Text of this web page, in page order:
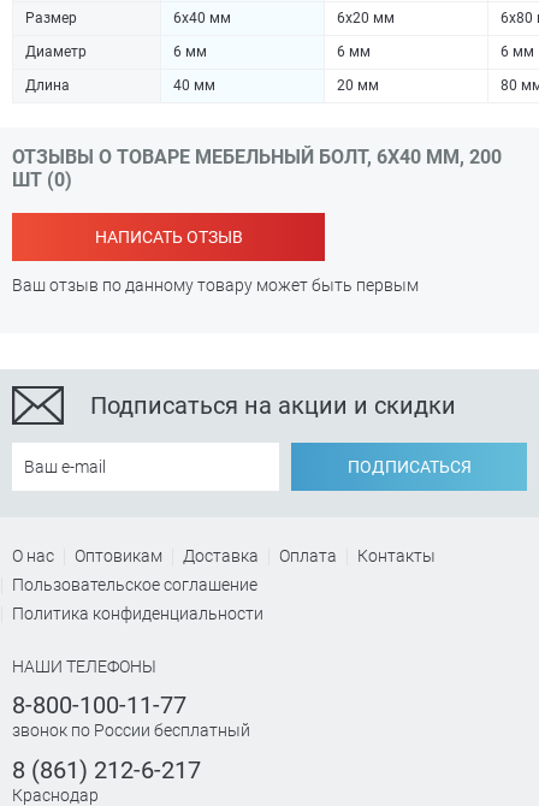
Размер 6х40 мм 6х20 мм
6х80
Диаметр
6 мм 6 мм
6 мм
Длина
40 мм 20 мм 80
ОТЗЫВЫ О ТОВАРЕ МЕБЕЛЬНЫЙ БОЛТ, 6Х40 ММ, 200
ШТ (0)
НАПИСАТЬ ОТЗЫВ
Ваш отзыв по данному товару может быть первым
Подписаться на акции и скидки
ПОДПИСАТЬСЯ
О нас Оптовикам Доставка Оплата
Контакты
Пользовательское соглашение
Политика конфиденциальности
НАШИ ТЕЛЕФОНЫ
8-800-100-11-77
звонок по России бесплатный
8 (861) 212-6-217
Краснодар